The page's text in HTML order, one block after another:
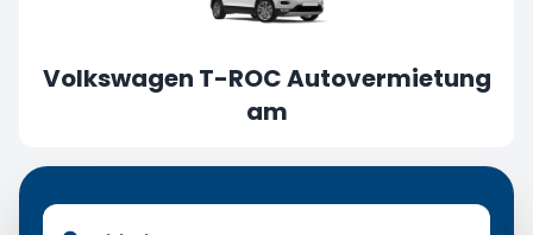
Volkswagen T-ROC Autovermietung
am